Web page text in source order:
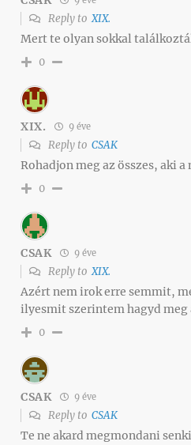
Reply toXIX.
Mert te olyan sokkal
0
XIX. 9 éve
Reply to CSAK
Rohadjon meg az összes, aki
0
CSAK 9 éve
Reply toXIX.
Azért nem irok erre semmit,
ilyesmit szerintem hagyd meg
0
CSAK 9 éve
Reply to CSAK
Te ne akard megmondani